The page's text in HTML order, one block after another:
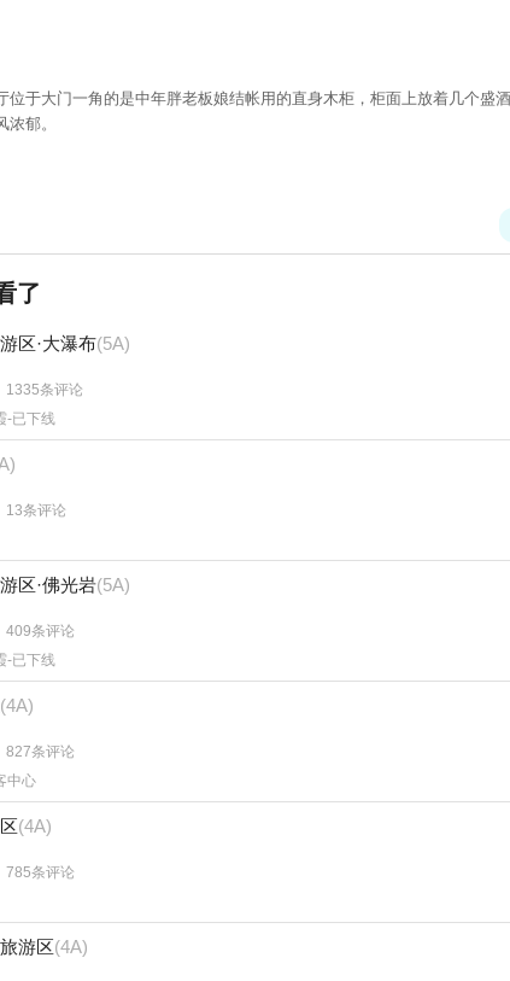
位于大门一角的是中年胖老板娘结帐用的直身木柜，柜面上放着几个
郁。
了
区·大瀑布(5A)
1335条评论
-已下线
13条评论
区·佛光岩(5A)
409条评论
-已下线
(4A)
827条评论
中心
(4A)
785条评论
游区(4A)